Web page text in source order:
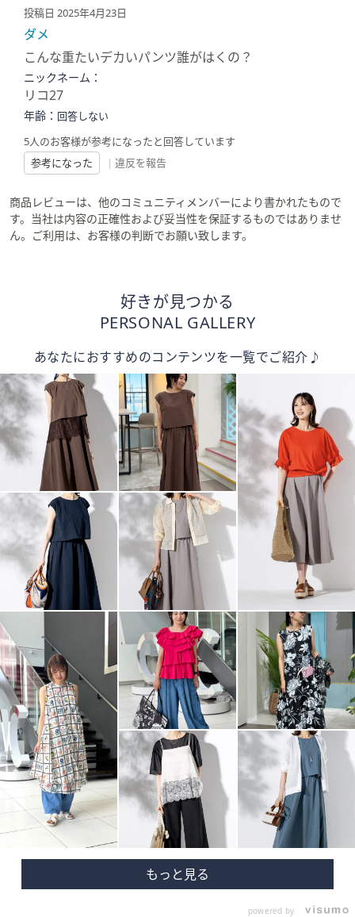
投稿日 2025年4月23日
ダメ
こんな重たいデカいパンツ誰がはくの？
ニックネーム：
リコ27
年齢： 回答しない
5人のお客様が参考になったと回答しています
参考になった
| 違反を報告
商品レビューは、他のコミュニティメンバーにより書かれたもので
す。当社は内容の正確性および妥当性を保証するものではありませ
ん。ご利用は、お客様の判断でお願い致します。
好きが見つかる
PERSONAL GALLERY
あなたにおすすめのコンテンツを一覧でご紹介♪
powered by